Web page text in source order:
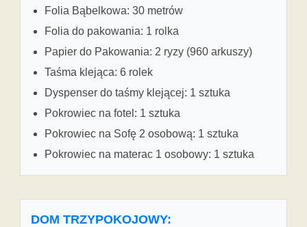
Folia Bąbelkowa: 30 metrów
Folia do pakowania: 1 rolka
Papier do Pakowania: 2 ryzy (960 arkuszy)
Taśma klejąca: 6 rolek
Dyspenser do taśmy klejącej: 1 sztuka
Pokrowiec na fotel: 1 sztuka
Pokrowiec na Sofę 2 osobową: 1 sztuka
Pokrowiec na materac 1 osobowy: 1 sztuka
DOM TRZYPOKOJOWY: